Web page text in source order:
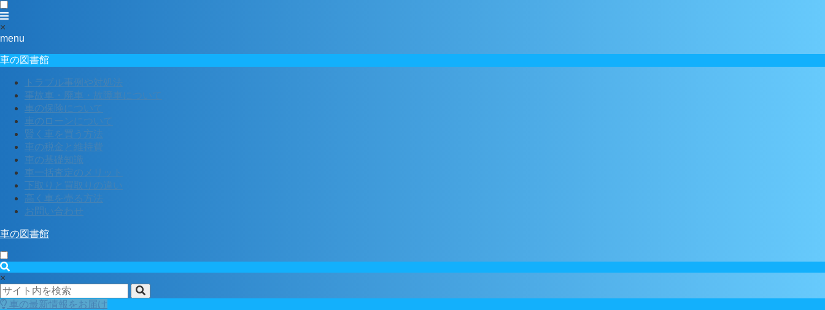
×
menu
車の図書館
トラブル事例や対処法
事故車・廃車・故障車について
車の保険について
車のローンについて
賢く車を買う方法
車の税金と維持費
車の基礎知識
車一括査定のメリット
下取りと買取りの違い
高く車を売る方法
お問い合わせ
車の図書館
×
車の最新情報をお届け